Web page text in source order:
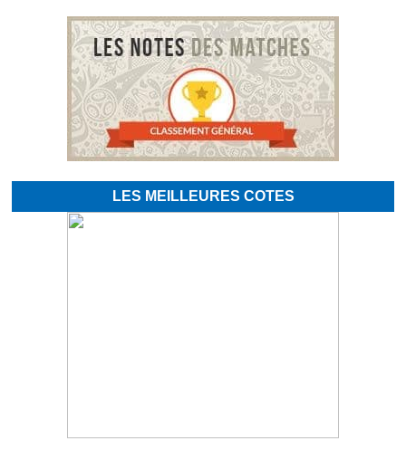
LES MEILLEURES COTES